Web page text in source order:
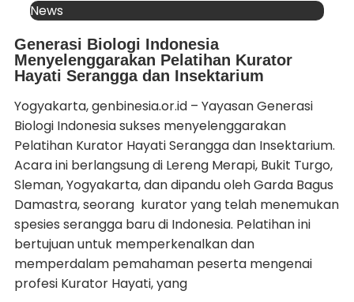
News
Generasi Biologi Indonesia
Menyelenggarakan Pelatihan Kurator
Hayati Serangga dan Insektarium
Yogyakarta, genbinesia.or.id – Yayasan Generasi
Biologi Indonesia sukses menyelenggarakan
Pelatihan Kurator Hayati Serangga dan Insektarium.
Acara ini berlangsung di Lereng Merapi, Bukit Turgo,
Sleman, Yogyakarta, dan dipandu oleh Garda Bagus
Damastra, seorang kurator yang telah menemukan
spesies serangga baru di Indonesia. Pelatihan ini
bertujuan untuk memperkenalkan dan
memperdalam pemahaman peserta mengenai
profesi Kurator Hayati, yang